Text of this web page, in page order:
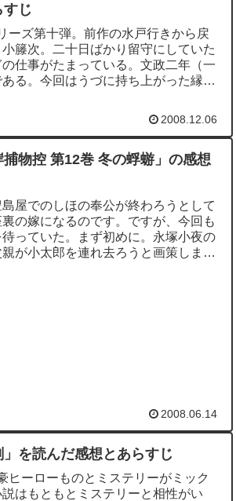
じ
ーズ第十弾。前作の水戸行きから戻
籐次。二十日ばかり留守にしていた
仕事がたまっている。文政二年（一
る。今回はうづに持ち上がった縁談
2008.12.06
物控 第12巻 冬の蜉蝣」の感想
屋でのしほの奉公が終わろうとして
の嫁になるのです。ですが、今回も
っていた。まず初めに。永塚小夜の
が小太郎を連れ去ろうと画策しま
2008.06.14
を読んだ感想とあらすじ
ヒーローものとミステリーがミック
はもともとミステリーと相性がい